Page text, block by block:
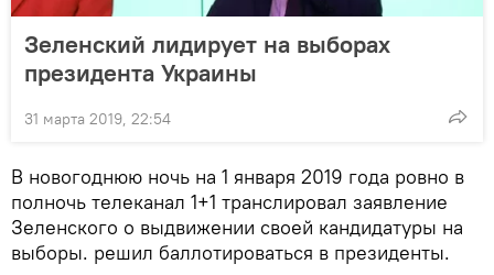
Зеленский лидирует на выборах
президента Украины
31 марта 2019, 22:54
В новогоднюю ночь на 1 января 2019 года ровно в
полночь телеканал 1+1 транслировал заявление
Зеленского о выдвижении своей кандидатуры на
выборы. решил баллотироваться в президенты.